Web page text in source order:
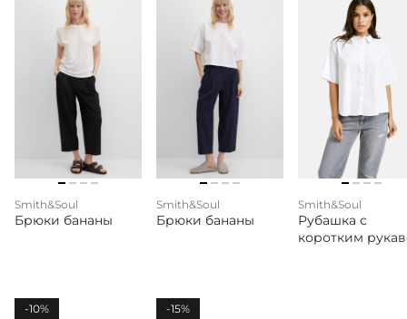
Smith&Soul
Брюки бананы
-10%
Smith&Soul
Брюки бананы
-15%
Smith&Soul
Рубашка с
коротким